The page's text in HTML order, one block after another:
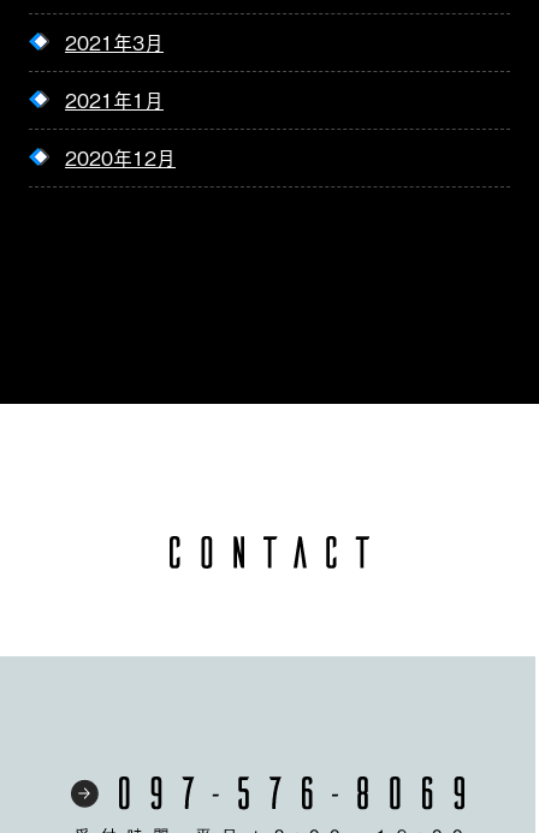
2021年3月
2021年1月
2020年12月